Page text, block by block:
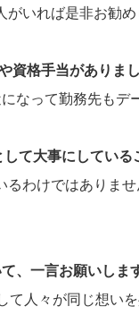
いれば是非お勧め
資格手当がありま
なって勤務先もデ
て大事にしている
るわけではありま
、一言お願いしま
て人々が同じ想い